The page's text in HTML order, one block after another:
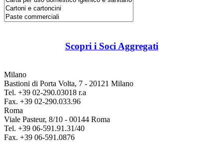
Scopri i Soci Aggregati
Milano
Bastioni di Porta Volta, 7 - 20121 Milano
Tel. +39 02-290.03018 r.a
Fax. +39 02-290.033.96
Roma
Viale Pasteur, 8/10 - 00144 Roma
Tel. +39 06-591.91.31/40
Fax. +39 06-591.0876